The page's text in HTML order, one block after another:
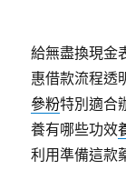
給無盡換現金
惠借款流程透
參粉特別適合
養有哪些功效
利用準備這款